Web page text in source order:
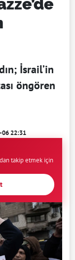
İsrail’in
öngören
22:31
takip etmek için